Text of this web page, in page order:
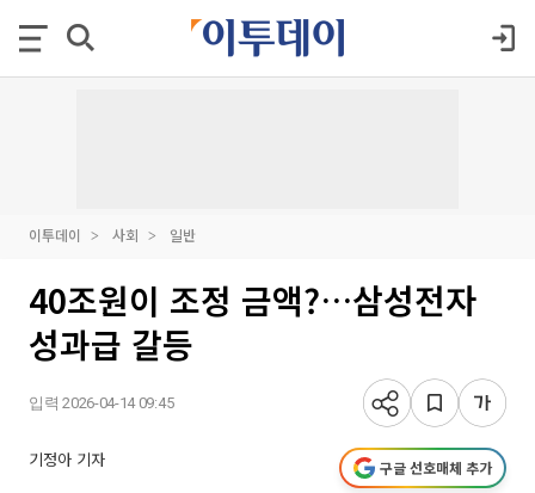
이투데이 사회 일반
40조원이 조정 금액?…삼성전자
성과급 갈등
입력 2026-04-14 09:45
기정아 기자 구글 선호매체 추가